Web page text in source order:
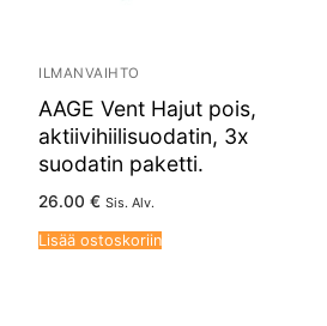
ILMANVAIHTO
AAGE Vent Hajut pois,
aktiivihiilisuodatin, 3x
suodatin paketti.
26.00 € Sis. Alv.
Lisää ostoskoriin